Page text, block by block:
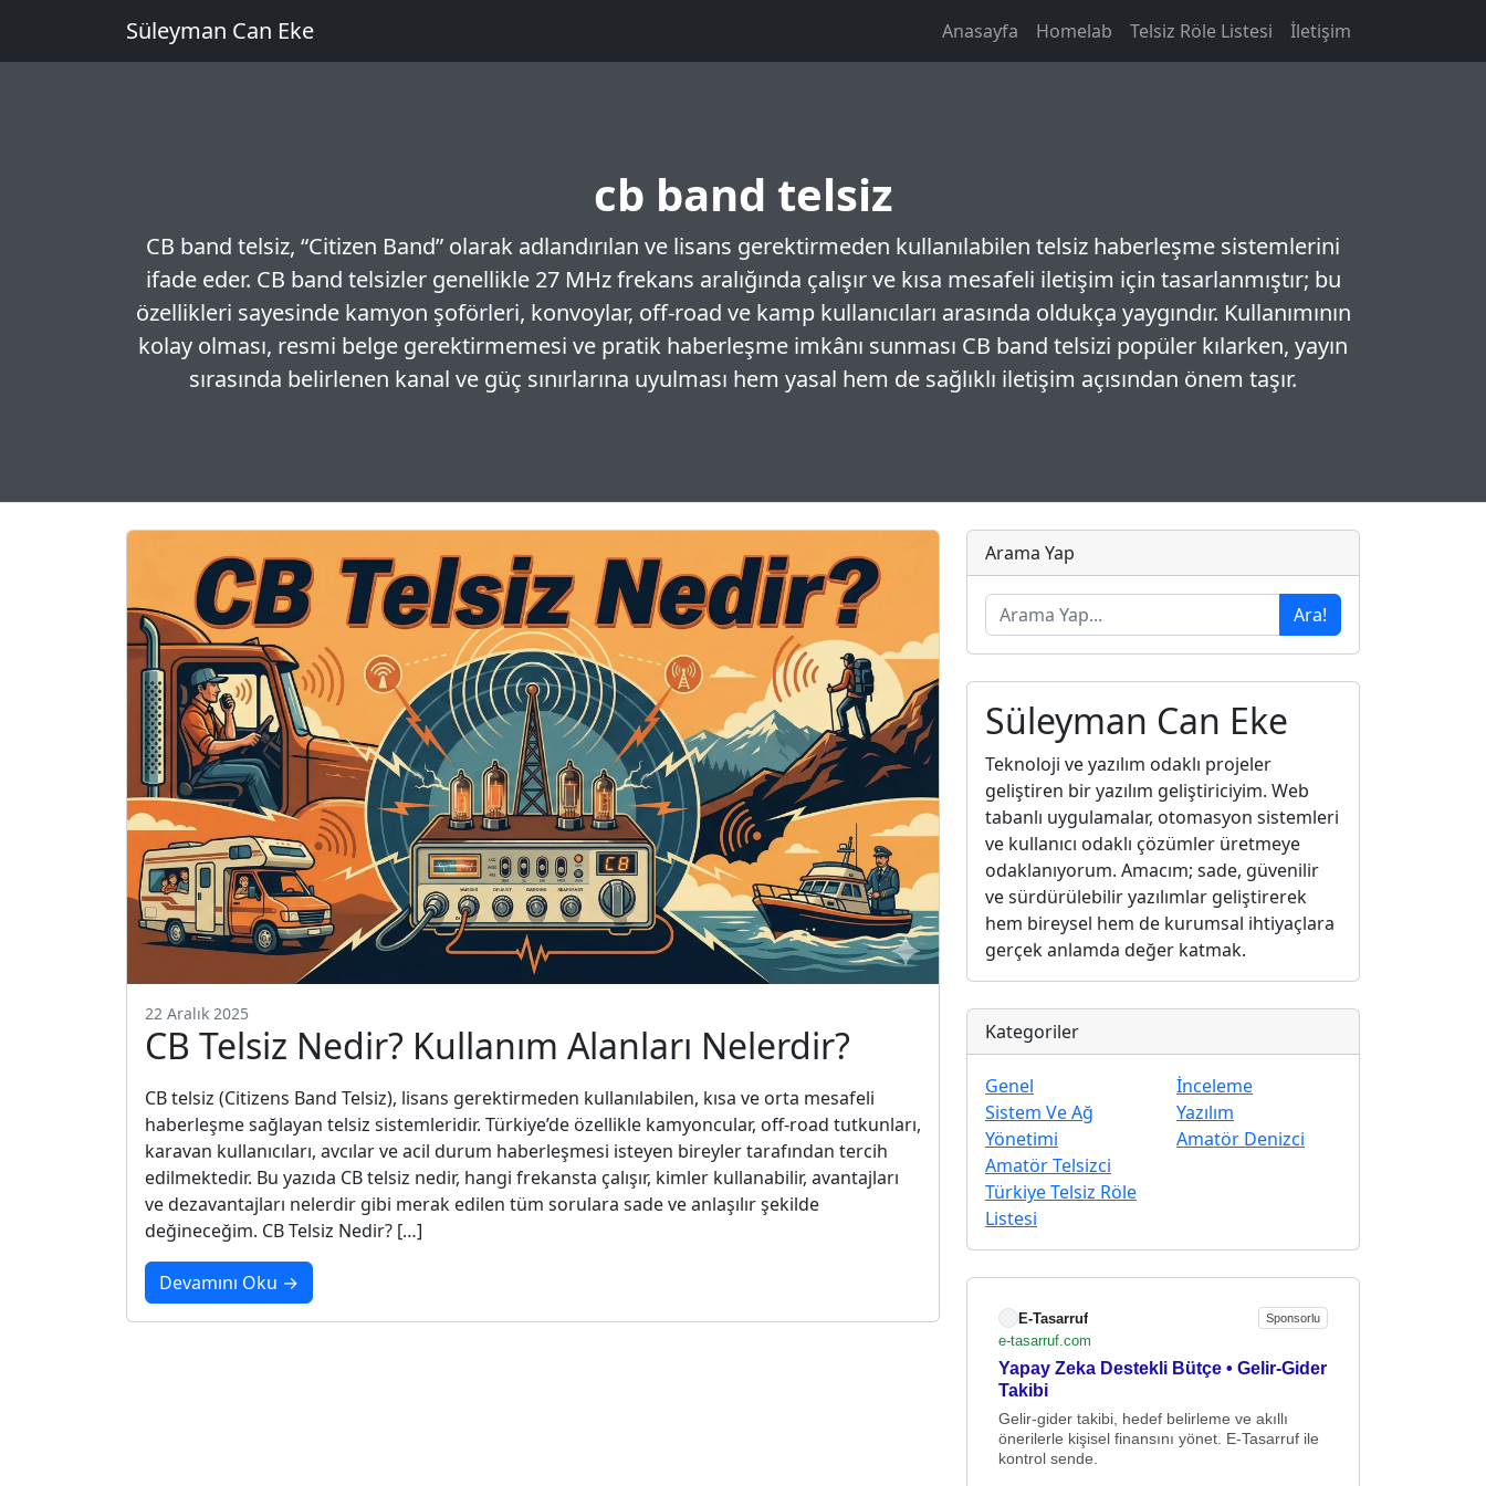
Süleyman Can Eke Anasayfa Homelab Telsiz Röle Listesi İletişim
cb band telsiz
CB band telsiz, “Citizen Band” olarak adlandırılan ve lisans gerektirmeden kullanılabilen telsiz haberleşme sistemlerini
ifade eder. CB band telsizler genellikle 27 MHz frekans aralığında çalışır ve kısa mesafeli iletişim için tasarlanmıştır; bu
özellikleri sayesinde kamyon şoförleri, konvoylar, off-road ve kamp kullanıcıları arasında oldukça yaygındır. Kullanımının
kolay olması, resmi belge gerektirmemesi ve pratik haberleşme imkânı sunması CB band telsizi popüler kılarken, yayın
sırasında belirlenen kanal ve güç sınırlarına uyulması hem yasal hem de sağlıklı iletişim açısından önem taşır.
22 Aralık 2025
CB Telsiz Nedir? Kullanım Alanları Nelerdir?
CB telsiz (Citizens Band Telsiz), lisans gerektirmeden kullanılabilen, kısa ve orta mesafeli
haberleşme sağlayan telsiz sistemleridir. Türkiye’de özellikle kamyoncular, off-road tutkunları,
karavan kullanıcıları, avcılar ve acil durum haberleşmesi isteyen bireyler tarafından tercih
edilmektedir. Bu yazıda CB telsiz nedir, hangi frekansta çalışır, kimler kullanabilir, avantajları
ve dezavantajları nelerdir gibi merak edilen tüm sorulara sade ve anlaşılır şekilde
değineceğim. CB Telsiz Nedir? […]
Devamını Oku →
Arama Yap
Ara!
Süleyman Can Eke
Teknoloji ve yazılım odaklı projeler
geliştiren bir yazılım geliştiriciyim. Web
tabanlı uygulamalar, otomasyon sistemleri
ve kullanıcı odaklı çözümler üretmeye
odaklanıyorum. Amacım; sade, güvenilir
ve sürdürülebilir yazılımlar geliştirerek
hem bireysel hem de kurumsal ihtiyaçlara
gerçek anlamda değer katmak.
Kategoriler
Genel
Sistem Ve Ağ
Yönetimi
Amatör Telsizci
Türkiye Telsiz Röle
Listesi
İnceleme
Yazılım
Amatör Denizci
E-Tasarruf Sponsorlu
e-tasarruf.com
Yapay Zeka Destekli Bütçe • Gelir-Gider
Takibi
Gelir-gider takibi, hedef belirleme ve akıllı
önerilerle kişisel finansını yönet. E-Tasarruf ile
kontrol sende.